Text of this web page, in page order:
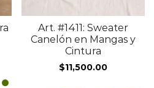
Art. #1411: Sweater
Canelón en Mangas y
Cintura
$11,500.00